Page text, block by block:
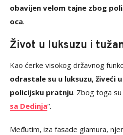
obavijen velom tajne zbog
oca.
Život u luksuzu i
Kao ćerke visokog državnog
odrastale su u luksuzu, živeći
policijsku pratnju. Zbog toga su
sa Dedinja“.
Međutim, iza fasade glamura,